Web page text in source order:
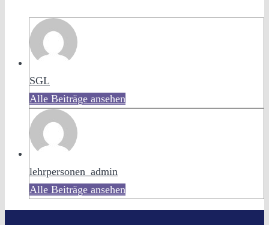
SGL
Alle Beiträge ansehen
lehrpersonen_admin
Alle Beiträge ansehen